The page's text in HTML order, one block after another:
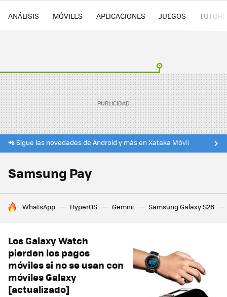
ANÁLISIS MÓVILES APLICACIONES JUEGOS
📲 Sigue las novedades de Android y más en Xataka Móvil
Samsung Pay
HOY SE HABLA DE
WhatsApp HyperOS Gemini Samsung Galaxy S26
Los Galaxy Watch
pierden los pagos
móviles si no se usan con
móviles Galaxy
[actualizado]